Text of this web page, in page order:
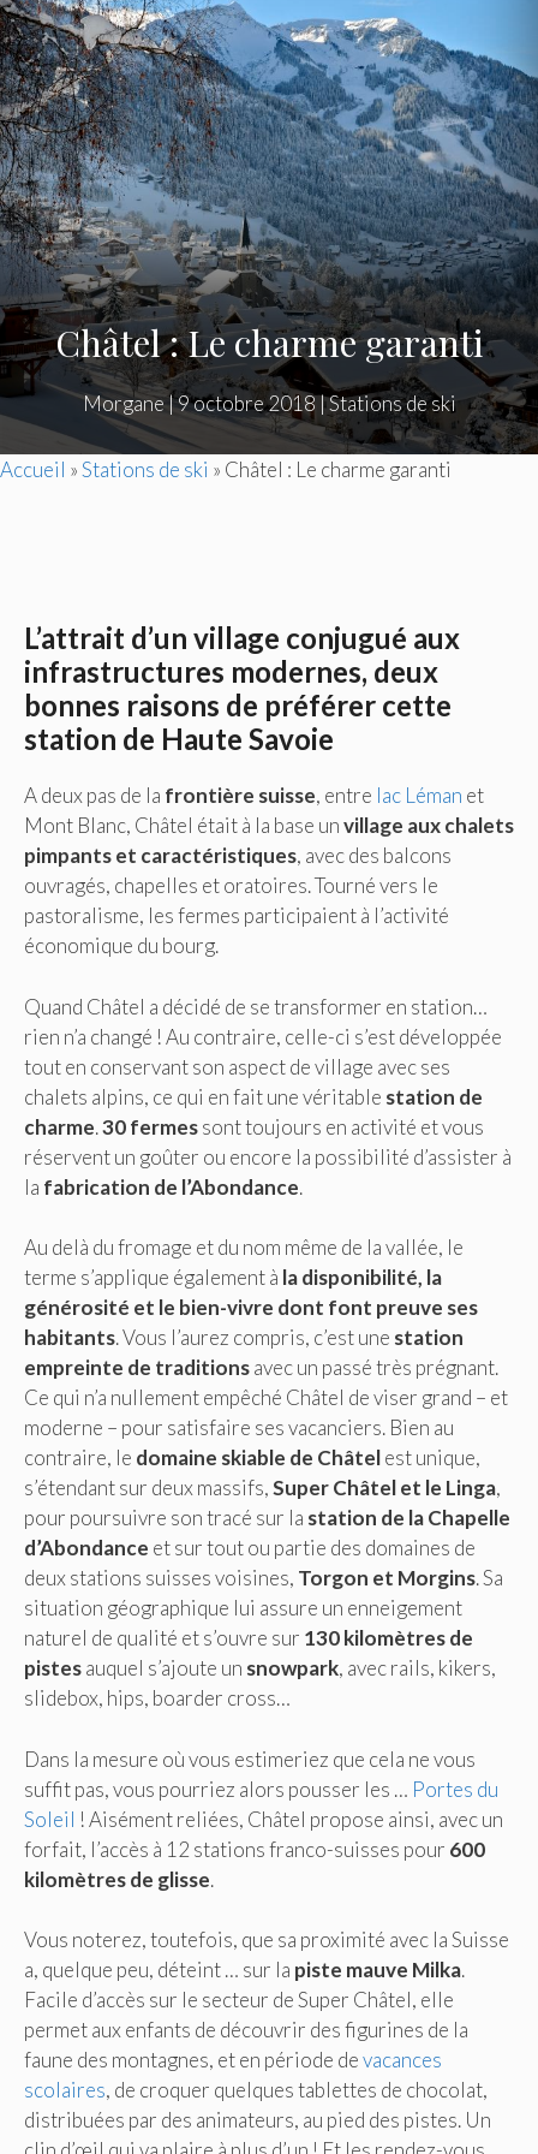
Châtel : Le charme garanti
Morgane|9 octobre 2018|Stations de ski
Accueil »Stations de ski » Châtel : Le charme garanti
L’attrait d’un village conjugué aux
infrastructures modernes, deux
bonnes raisons de préférer cette
station de Haute Savoie
A deux pas de la frontière suisse, entre lac Léman et
Mont Blanc, Châtel était à la base unvillage aux chalets
pimpants et caractéristiques, avec des balcons
ouvragés, chapelles et oratoires. Tourné vers le
pastoralisme, les fermes participaient à l’activité
économique du bourg.
Quand Châtel a décidé de se transformer en station…
rien n’a changé ! Au contraire, celle-ci s’est développée
tout en conservant son aspect de village avec ses
chalets alpins, ce qui en fait une véritable station de
charme.30 fermessont toujours en activité et vous
réservent un goûter ou encore la possibilité d’assister à
la fabrication de l’Abondance.
Au delà du fromage et du nom même de la vallée, le
terme s’applique également à la disponibilité, la
générosité et le bien-vivre dont font preuve ses
habitants. Vous l’aurez compris, c’est une station
empreinte de traditionsavec un passé très prégnant.
Ce qui n’a nullement empêché Châtel de viser grand – et
moderne – pour satisfaire ses vacanciers. Bien au
contraire, le domaine skiable de Châtelest unique,
s’étendant sur deux massifs,Super Châtel et le Linga,
pour poursuivre son tracé sur la station de la Chapelle
d’Abondance et sur tout ou partie des domaines de
deux stations suisses voisines, Torgon et Morgins. Sa
situation géographique lui assure un enneigement
naturel de qualité et s’ouvre sur 130 kilomètres de
pistesauquel s’ajoute un snowpark, avec rails, kikers,
slidebox, hips, boarder cross…
Dans la mesure où vous estimeriez que cela ne vous
suffit pas, vous pourriez alors pousser les … Portes du
Soleil ! Aisément reliées, Châtel propose ainsi, avec un
forfait, l’accès à 12 stations franco-suisses pour 600
kilomètres de glisse.
Vous noterez, toutefois, que sa proximité avec la Suisse
a, quelque peu, déteint … sur la piste mauve Milka.
Facile d’accès sur le secteur de Super Châtel, elle
permet aux enfants de découvrir des figurines de la
faune des montagnes, et en période devacances
scolaires, de croquer quelques tablettes de chocolat,
distribuées par des animateurs, au pied des pistes. Un